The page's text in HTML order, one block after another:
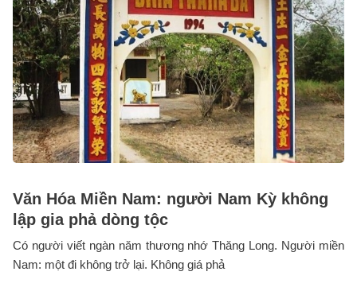
Văn Hóa Miền Nam: người Nam Kỳ không
lập gia phả dòng tộc
Có người viết ngàn năm thương nhớ Thăng Long. Người miền
Nam: một đi không trở lại. Không giá phả